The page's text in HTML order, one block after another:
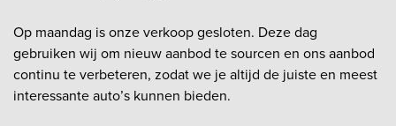
Op maandag is onze verkoop gesloten. Deze dag
gebruiken wij om nieuw aanbod te sourcen en ons aanbod
continu te verbeteren, zodat we je altijd de juiste en meest
interessante auto’s kunnen bieden.